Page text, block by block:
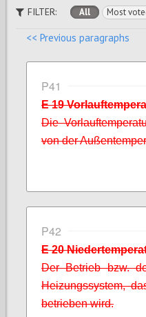
FILTER: All Most
<< Previous paragraphs
P41
E 19
Die
von der
P42
E 20
Der Betrieb bzw.
Heizungssystem,
betrieben wird.